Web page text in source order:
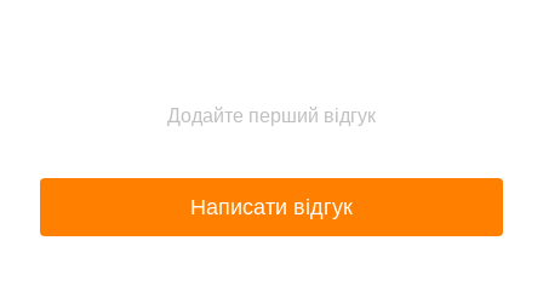
Додайте перший відгук
Написати відгук